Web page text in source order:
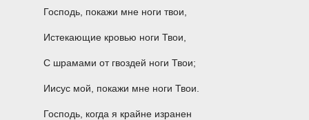
Господь, покажи мне ноги твои,
Истекающие кровью ноги Твои,
С шрамами от гвоздей ноги Твои;
Иисус мой, покажи мне ноги Твои.
Господь, когда я крайне изранен